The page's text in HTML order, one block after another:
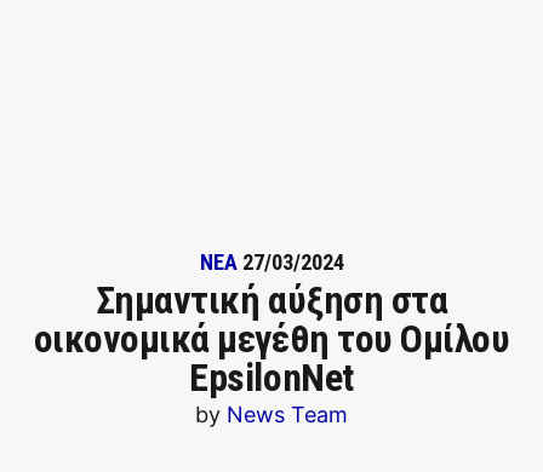
ΝΕΑ 27/03/2024
Σημαντική αύξηση στα
οικονομικά μεγέθη του Ομίλου
EpsilonNet
by News Team